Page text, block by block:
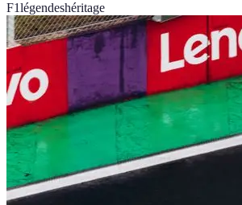
F1légendeshéritage